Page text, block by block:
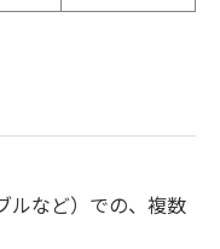
ルなど）での、複数